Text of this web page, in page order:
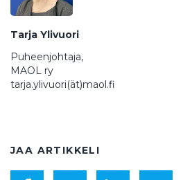
Tarja Ylivuori
Puheenjohtaja,
MAOL ry
tarja.ylivuori(ät)maol.fi
JAA ARTIKKELI